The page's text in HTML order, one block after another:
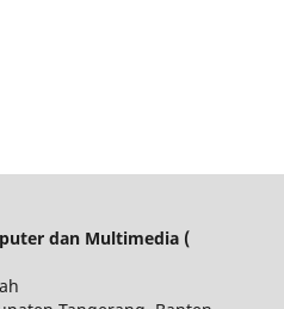
dan Multimedia (